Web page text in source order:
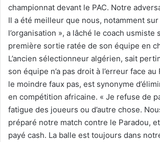
championnat devant le PAC. Notre
Il a été meilleur que nous, notamment
l’organisation », a lâché le coach usmiste
première sortie ratée de son équipe en
L’ancien sélectionneur algérien, sait
son équipe n’a pas droit à l’erreur face au
le moindre faux pas, est synonyme
en compétition africaine. « Je refuse de
fatigue des joueurs ou d’autre chose.
préparé notre match contre le Paradou, et
payé cash. La balle est toujours dans